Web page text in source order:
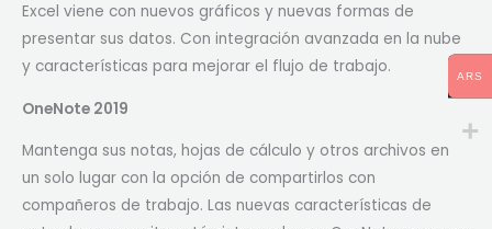
Excel viene con nuevos gráficos y nuevas formas de
presentar sus datos. Con integración avanzada en la nube
y características para mejorar el flujo de trabajo.
OneNote 2019
Mantenga sus notas, hojas de cálculo y otros archivos en
un solo lugar con la opción de compartirlos con
compañeros de trabajo. Las nuevas características de
ARS